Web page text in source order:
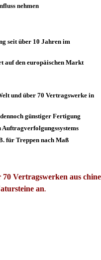
nehmen
seit über 10 Jahren im
auf den europäischen Markt
und über 70 Vertragswerke in
günstiger Fertigung
Auftragverfolgungssystems
für Treppen nach Maß
Vertragswerken aus
an.